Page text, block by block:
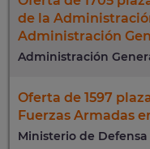
de la
Administración
Administración
Oferta de 1597
Fuerzas Armadas
Ministerio de Defensa